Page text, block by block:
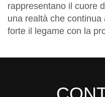
rappresentano il cuore
una realtà che
forte il legame con la